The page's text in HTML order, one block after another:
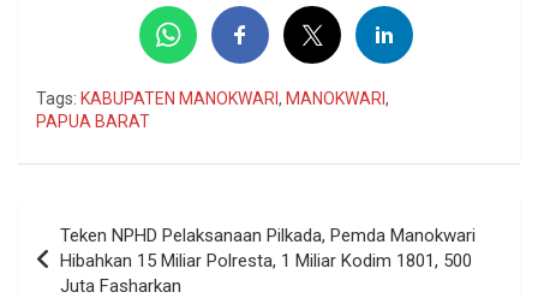
Tags: KABUPATEN MANOKWARI, MANOKWARI,
PAPUA BARAT
pos
Teken NPHD Pelaksanaan Pilkada, Pemda Manokwari
Hibahkan 15 Miliar Polresta, 1 Miliar Kodim 1801, 500
Juta Fasharkan